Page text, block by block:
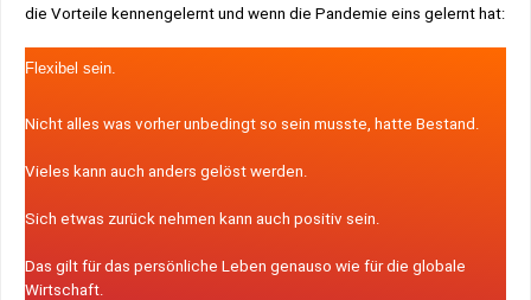
die Vorteile kennengelernt und wenn die Pandemie eins gelernt hat:
Flexibel sein.
Nicht alles was vorher unbedingt so sein musste, hatte Bestand.
Vieles kann auch anders gelöst werden.
Sich etwas zurück nehmen kann auch positiv sein.
Das gilt für das persönliche Leben genauso wie für die globale
Wirtschaft.